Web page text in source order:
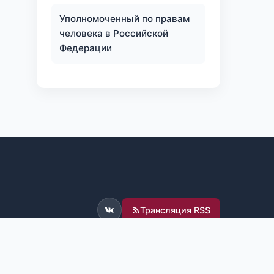
Уполномоченный по правам
человека в Российской
Федерации
ВКонтакте
Трансляция RSS